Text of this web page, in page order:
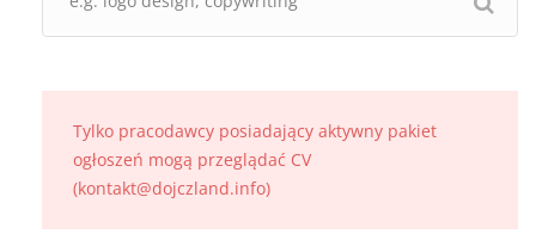
Tylko pracodawcy posiadający aktywny pakiet
ogłoszeń mogą przeglądać CV
(kontakt@dojczland.info)